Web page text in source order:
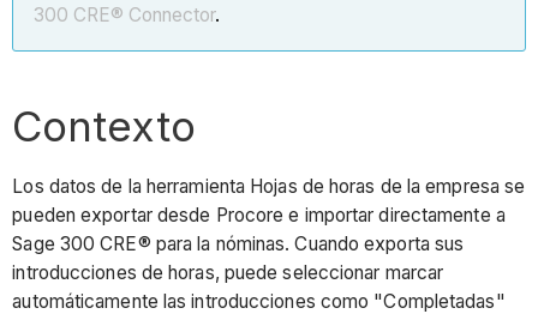
300 CRE® Connector.
Contexto
Los datos de la herramienta Hojas de horas de la empresa se
pueden exportar desde Procore e importar directamente a
Sage 300 CRE® para la nóminas. Cuando exporta sus
introducciones de horas, puede seleccionar marcar
automáticamente las introducciones como "Completadas"